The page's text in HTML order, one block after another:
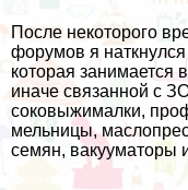
После некоторого
форумов я
которая занимается
иначе связанной с
соковыжималки,
мельницы,
семян, вакууматоры